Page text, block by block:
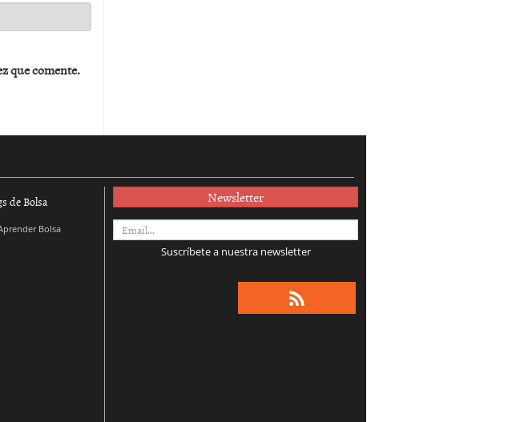
que comente.
de Bolsa
Bolsa
Newsletter
Suscríbete a nuestra newsletter